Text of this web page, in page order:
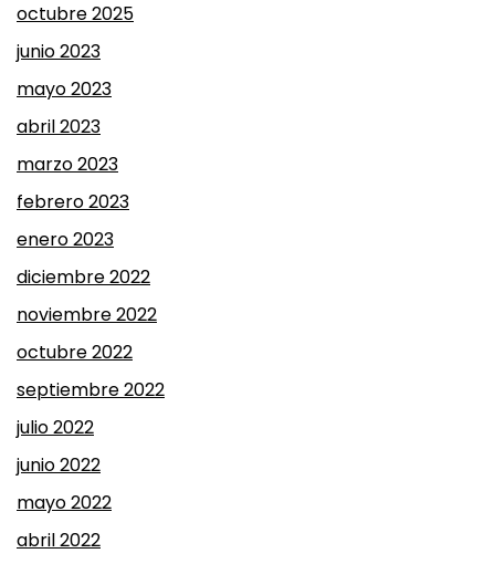
octubre 2025
junio 2023
mayo 2023
abril 2023
marzo 2023
febrero 2023
enero 2023
diciembre 2022
noviembre 2022
octubre 2022
septiembre 2022
julio 2022
junio 2022
mayo 2022
abril 2022